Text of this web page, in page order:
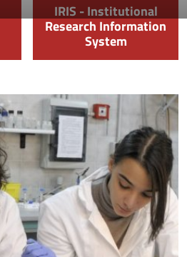
IRIS - Institutional
Research Information
System